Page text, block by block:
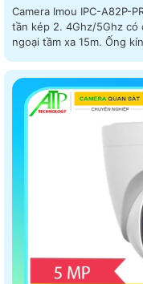
Camera Imou IPC-A82P-
tần kép 2. 4Ghz/5Ghz có
ngoại tầm xa 15m. Ống